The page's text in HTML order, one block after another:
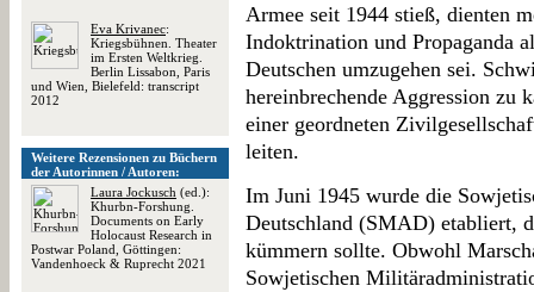
Eva Krivanec:
Kriegsbühnen. Theater
im Ersten Weltkrieg.
Berlin Lissabon, Paris
und Wien, Bielefeld: transcript
2012
Weitere Rezensionen zu Büchern
der Autorinnen / Autoren:
Laura Jockusch (ed.):
Khurbn-Forshung.
Documents on Early
Holocaust Research in
Postwar Poland, Göttingen:
Vandenhoeck & Ruprecht 2021
Armee seit 1944 stieß, dienten
Indoktrination und Propaganda
Deutschen umzugehen sei.
hereinbrechende Aggression zu
einer geordneten
leiten.
Im Juni 1945 wurde die
Deutschland (SMAD) etabliert,
kümmern sollte. Obwohl
Sowjetischen